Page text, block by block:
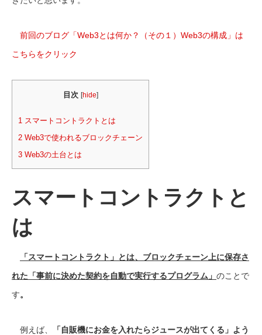
前回のブログ「Web3とは何か？（その１）Web3の構成」は
こちらをクリック
目次 [hide]
1 スマートコントラクトとは
2 Web3で使われるブロックチェーン
3 Web3の土台とは
スマートコントラクトと
は
「スマートコントラクト」とは、ブロックチェーン上に保存さ
れた「事前に決めた契約を自動で実行するプログラム」 のことで
す。
例えば、
「自販機にお金を入れたらジュースが出てくる」よう